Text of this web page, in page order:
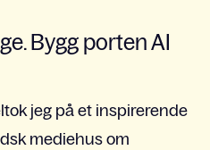
Bygg porten AI
jeg på et inspirerende
mediehus om